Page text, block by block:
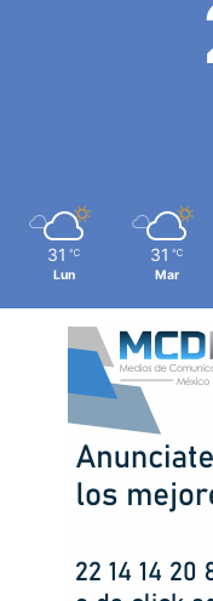
31 ℃
Lun
31 ℃
Mar